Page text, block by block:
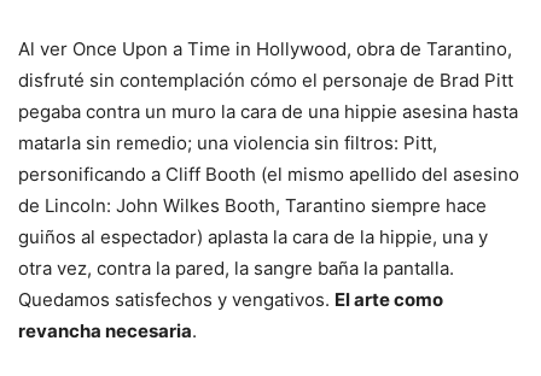
Al ver Once Upon a Time in Hollywood, obra de Tarantino,
disfruté sin contemplación cómo el personaje de Brad Pitt
pegaba contra un muro la cara de una hippie asesina hasta
matarla sin remedio; una violencia sin filtros: Pitt,
personificando a Cliff Booth (el mismo apellido del asesino
de Lincoln: John Wilkes Booth, Tarantino siempre hace
guiños al espectador) aplasta la cara de la hippie, una y
otra vez, contra la pared, la sangre baña la pantalla.
Quedamos satisfechos y vengativos. El arte como
revancha necesaria.